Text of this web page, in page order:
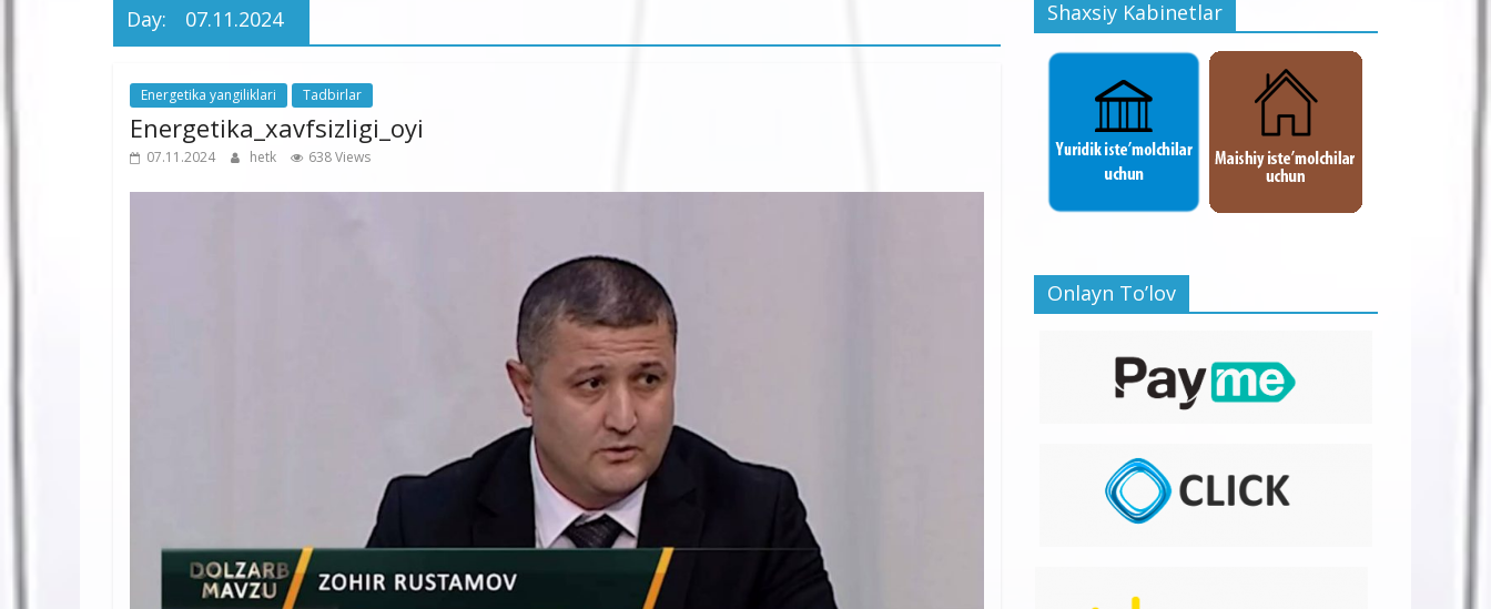
Day: 07.11.2024
Energetika yangiliklari Tadbirlar
Energetika_xavfsizligi_oyi
07.11.2024 hetk 638 Views
Shaxsiy Kabinetlar
Onlayn To’lov